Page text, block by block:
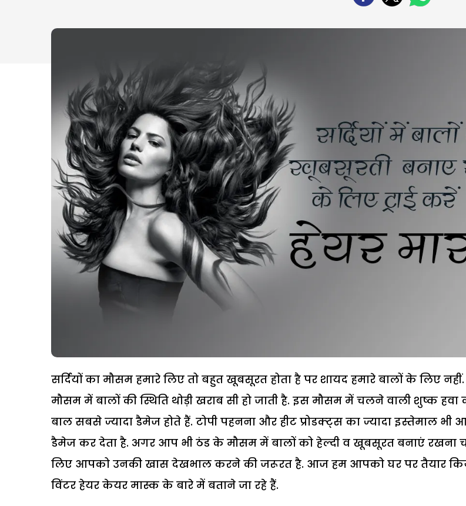
सर्दियों का मौसम हमारे लिए तो बहुत खूबसूरत होता है पर शायद हमारे बालों के लिए
मौसम में बालों की स्थिति थोड़ी खराब सी हो जाती है. इस मौसम में चलने वाली शुष्क हवा
बाल सबसे ज्यादा डैमेज होते हैं. टोपी पहनना और हीट प्रोडक्ट्स का ज्यादा इस्तेमाल भी
डैमेज कर देता है. अगर आप भी ठंड के मौसम में बालों को हेल्दी व खूबसूरत बनाएं रखना
लिए आपको उनकी खास देखभाल करने की जरूरत है. आज हम आपको घर पर तैयार
विंटर हेयर केयर मास्क के बारे में बताने जा रहे हैं.